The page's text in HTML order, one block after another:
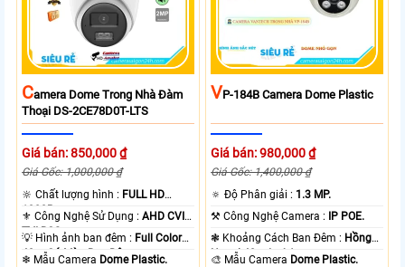
CAmera Dome Trong Nhà Đàm
Thoại DS-2CE78D0T-LTS
Giá bán: 850,000 ₫
Giá Gốc: 1,000,000 ₫
🔆 Chất lượng hình : FULL HD
1080P .
⚜️ Công Nghệ Sử Dụng :AHD CVI
TVI BCS.
💡 Hình ảnh ban đêm : Full Color
40m Có Màu Ban Ðêm.
❄ Mẫu Camera Dome Plastic.
VP-184B Camera Dome Plastic
Giá bán: 980,000 ₫
Giá Gốc: 1,400,000 ₫
🔅 Độ Phân giải : 1.3 MP.
⚒ Công Nghệ Camera : IP POE.
❃ Khoảng Cách Ban Đêm : Hồng
Ngoại 40m Led Array.
🎨 Mẫu Camera Dome Plastic.